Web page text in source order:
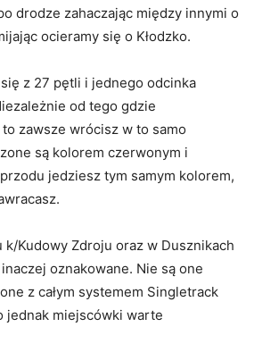
drodze zahaczając między innymi o
ocieramy się o Kłodzko.
z 27 pętli i jednego odcinka
od tego gdzie
zawsze wrócisz w to samo
są kolorem czerwonym i
jedziesz tym samym kolorem,
Kudowy Zdroju oraz w Dusznikach
oznakowane. Nie są one
z całym systemem Singletrack
jednak miejscówki warte